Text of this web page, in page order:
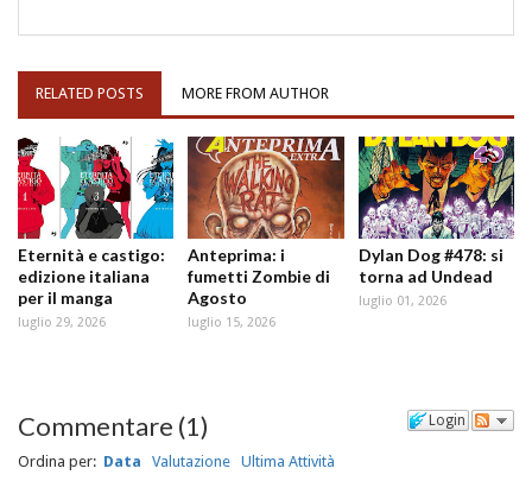
RELATED POSTS MORE FROM AUTHOR
Eternità e castigo:
edizione italiana
per il manga
luglio 29, 2026
Anteprima: i
fumetti Zombie di
Agosto
luglio 15, 2026
Dylan Dog #478: si
torna ad Undead
luglio 01, 2026
Login
Commentare (1)
Ordina per: Data Valutazione Ultima Attività